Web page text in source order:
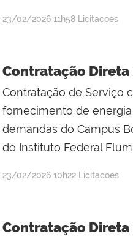
por
Mineiro
publicado
23/02/2026 11h58 Licitacoes
Contratação Direta
Contratação de Serviço
fornecimento de
demandas do Campus
do Instituto Federal
por
Mineiro
publicado
23/02/2026 10h22 Licitacoes
Contratação Direta